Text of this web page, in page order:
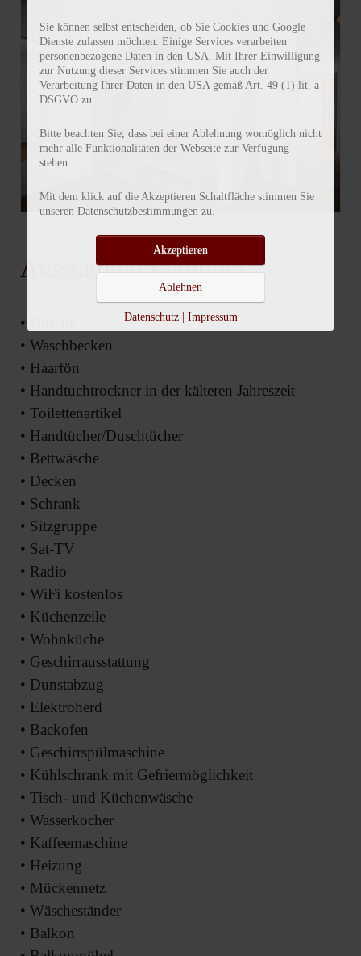
Ausstattung Bergblick
• Dusche
• Waschbecken
• Haarfön
• Handtuchtrockner in der kälteren Jahreszeit
• Toilettenartikel
• Handtücher/Duschtücher
• Bettwäsche
• Decken
• Schrank
• Sitzgruppe
• Sat-TV
• Radio
• WiFi kostenlos
• Küchenzeile
• Wohnküche
• Geschirrausstattung
• Dunstabzug
• Elektroherd
• Backofen
• Geschirrspülmaschine
• Kühlschrank mit Gefriermöglichkeit
• Tisch- und Küchenwäsche
• Wasserkocher
• Kaffeemaschine
• Heizung
• Mückennetz
• Wäscheständer
• Balkon
Sie können selbst entscheiden, ob Sie Cookies und Google
Dienste zulassen möchten. Einige Services verarbeiten
personenbezogene Daten in den USA. Mit Ihrer Einwilligung
zur Nutzung dieser Services stimmen Sie auch der
Verarbeitung Ihrer Daten in den USA gemäß Art. 49 (1) lit. a
DSGVO zu.
Bitte beachten Sie, dass bei einer Ablehnung womöglich nicht
mehr alle Funktionalitäten der Webseite zur Verfügung
stehen.
Mit dem klick auf die Akzeptieren Schaltfläche stimmen Sie
unseren Datenschutzbestimmungen zu.
Akzeptieren
Ablehnen
Datenschutz| Impressum